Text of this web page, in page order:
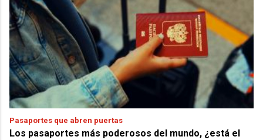
Pasaportes que abren puertas
Los pasaportes más poderosos del mundo, ¿está el